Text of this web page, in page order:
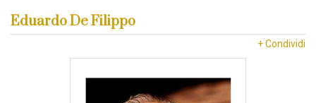
Eduardo De Filippo
+ Condividi